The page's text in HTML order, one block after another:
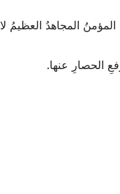
المجاهدُ العظيمُ لا
الحصارِ عنها.